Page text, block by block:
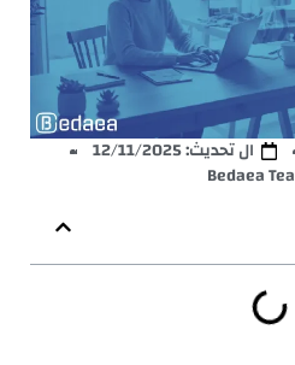
ال تحديث: 12/11/2025
Bedaea